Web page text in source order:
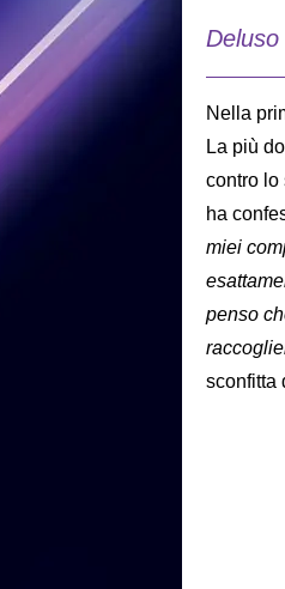
Nella
La più
contro lo
ha
miei
penso
sconfitta